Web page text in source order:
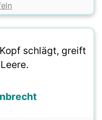
schlägt, greift